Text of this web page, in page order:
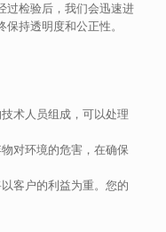
过检验后，我们会迅速进
持透明度和公正性。
术人员组成，可以处理
对环境的危害，在确保
客户的利益为重。您的